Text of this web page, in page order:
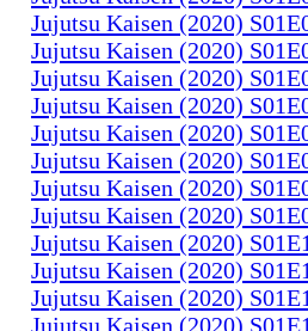
Jujutsu Kaisen (2020)
Jujutsu Kaisen (2020)
Jujutsu Kaisen (2020)
Jujutsu Kaisen (2020)
Jujutsu Kaisen (2020)
Jujutsu Kaisen (2020)
Jujutsu Kaisen (2020)
Jujutsu Kaisen (2020)
Jujutsu Kaisen (2020)
Jujutsu Kaisen (2020)
Jujutsu Kaisen (2020)
Jujutsu Kaisen (2020)